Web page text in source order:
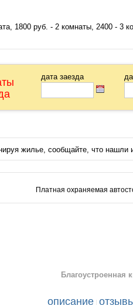
1800 руб. - 2 комнаты, 2400 - 3
дата заезда
жилье, сообщайте, что
Платная охраняемая
Благоустроенная
описание